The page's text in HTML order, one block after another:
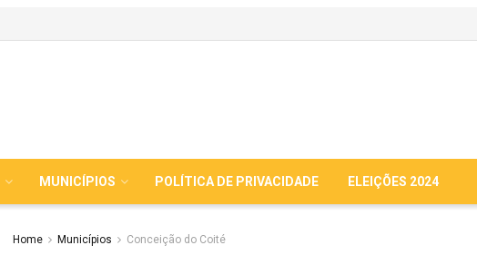
MUNICÍPIOS POLÍTICA DE PRIVACIDADE ELEIÇÕES 2024
Home Municípios Conceição do Coité